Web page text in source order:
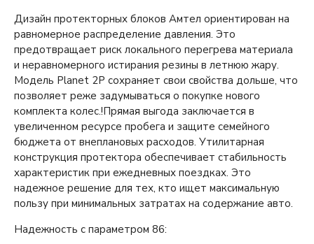
Дизайн протекторных блоков Амтел ориентирован на
равномерное распределение давления. Это
предотвращает риск локального перегрева материала
и неравномерного истирания резины в летнюю жару.
Модель Planet 2P сохраняет свои свойства дольше, что
позволяет реже задумываться о покупке нового
комплекта колес.!Прямая выгода заключается в
увеличенном ресурсе пробега и защите семейного
бюджета от внеплановых расходов. Утилитарная
конструкция протектора обеспечивает стабильность
характеристик при ежедневных поездках. Это
надежное решение для тех, кто ищет максимальную
пользу при минимальных затратах на содержание авто.
Надежность с параметром 86: